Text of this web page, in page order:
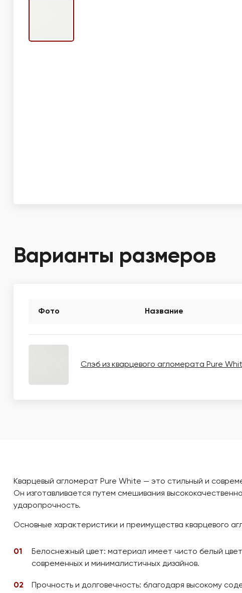
Варианты размеров
Фото Название
Слэб из кварцевого агломерата Pure
Кварцевый агломерат Pure White — это стильный и
Он изготавливается путем смешивания
ударопрочность.
Основные характеристики и преимущества кварцевого
Белоснежный цвет: материал имеет чисто белый
современных и минималистичных дизайнов.
Прочность и долговечность: благодаря высокому